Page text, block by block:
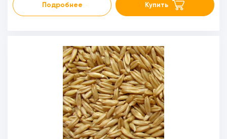
Подробнее Купить